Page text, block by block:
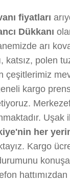
fiyatları
Dükkanı
arı
katsız, polen
çeşitlerimiz
kargo
her
Kargo